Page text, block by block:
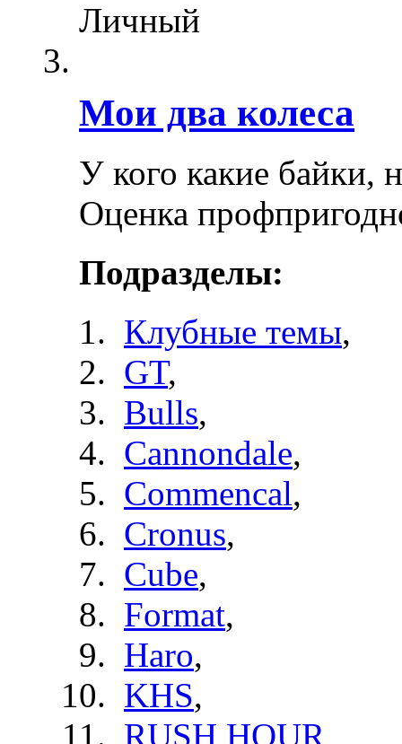
Личный
Мои два колеса
У кого какие байки,
Оценка
Подразделы:
Клубные темы,
GT,
Bulls,
Cannondale,
Commencal,
Cronus,
Cube,
Format,
Haro,
KHS,
RUSH HOUR